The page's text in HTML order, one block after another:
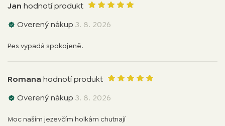
Jan hodnotí produkt
Overený nákup 3. 8. 2026
Pes vypadá spokojeně.
Romana hodnotí produkt
Overený nákup 3. 8. 2026
Moc našim jezevčím holkám chutnají